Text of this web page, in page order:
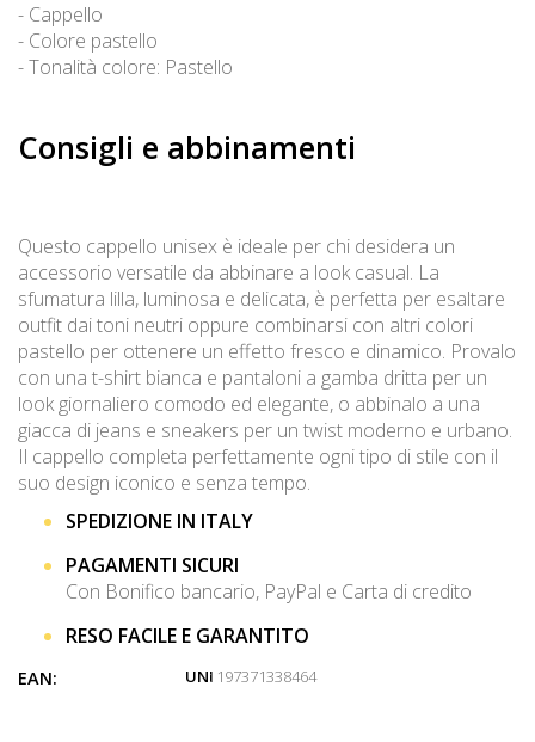
- Cappello
- Colore pastello
- Tonalità colore: Pastello
Consigli e abbinamenti
Questo cappello unisex è ideale per chi desidera un
accessorio versatile da abbinare a look casual. La
sfumatura lilla, luminosa e delicata, è perfetta per esaltare
outfit dai toni neutri oppure combinarsi con altri colori
pastello per ottenere un effetto fresco e dinamico. Provalo
con una t-shirt bianca e pantaloni a gamba dritta per un
look giornaliero comodo ed elegante, o abbinalo a una
giacca di jeans e sneakers per un twist moderno e urbano.
Il cappello completa perfettamente ogni tipo di stile con il
suo design iconico e senza tempo.
SPEDIZIONE IN ITALY
PAGAMENTI SICURI
Con Bonifico bancario, PayPal e Carta di credito
RESO FACILE E GARANTITO
EAN: UNI: 197371338464